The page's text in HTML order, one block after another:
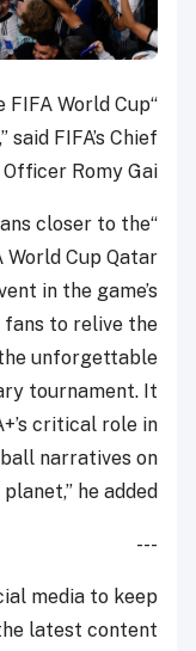
FIFA World Cup
FIFA’s Chief
Romy Gai.
closer to the
World Cup Qatar
in the game’s
fans to relive the
unforgettable
tournament. It
critical role in
narratives on
he added.
---
media to keep
latest content.